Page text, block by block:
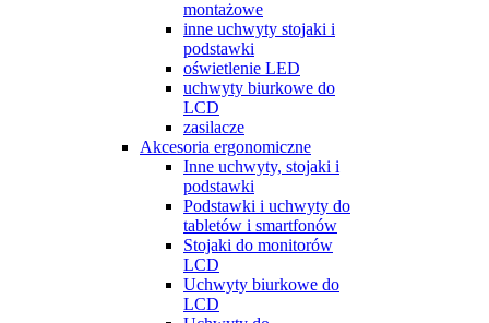
montażowe
inne uchwyty stojaki i
podstawki
oświetlenie LED
uchwyty biurkowe do
LCD
zasilacze
Akcesoria ergonomiczne
Inne uchwyty, stojaki i
podstawki
Podstawki i uchwyty do
tabletów i smartfonów
Stojaki do monitorów
LCD
Uchwyty biurkowe do
LCD